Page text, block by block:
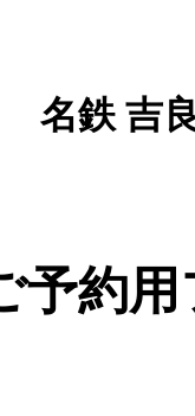
名鉄 吉
予約用